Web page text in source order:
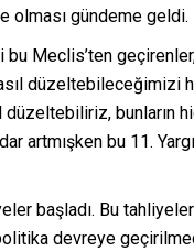
olması gündeme geldi.
Meclis’ten
düzeltebileceğimizi
düzeltebiliriz,
artmışken bu 11.
başladı. Bu
devreye